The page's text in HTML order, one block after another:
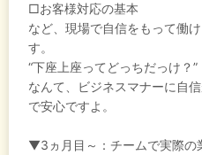
□お客様対応の基本
など、現場で自信をもって働
す。
“下座上座ってどっちだっけ？”
なんて、ビジネスマナーに自
で安心ですよ。
▼3ヵ月目～：チームで実際の